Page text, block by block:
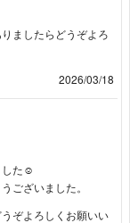
ましたらどうぞよろ
2026/03/18
した☺
ございました。
ぞよろしくお願いい